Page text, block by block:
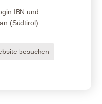
IBN und
(Südtirol).
besuchen